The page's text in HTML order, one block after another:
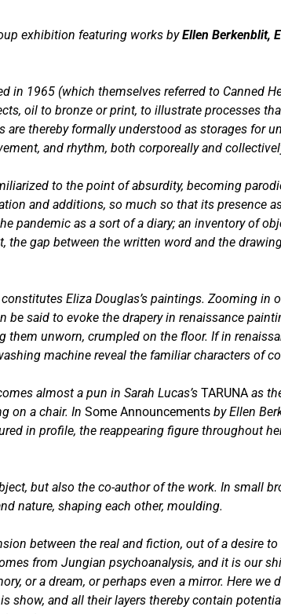
exhibition featuring works byEllen Berkenblit,
in 1965 (which themselves referred to Canned
oil to bronze or print, to illustrate processes
thereby formally understood as storages for
and rhythm, both corporeally and
to the point of absurdity, becoming
and additions, so much so that its presence
pandemic as a sort of a diary; an inventory of
gap between the written word and the
Eliza Douglas’s paintings. Zooming in
said to evoke the drapery in renaissance
unworn, crumpled on the floor. If in
machine reveal the familiar characters of
almost a pun in Sarah Lucas’s TARUNA as
on a chair. In Some Announcements by Ellen
in profile, the reappearing figure throughout
but also the co-author of the work. In small
nature, shaping each other, moulding.
between the real and fiction, out of a desire
from Jungian psychoanalysis, and it is our
or a dream, or perhaps even a mirror. Here we
show, and all their layers thereby contain